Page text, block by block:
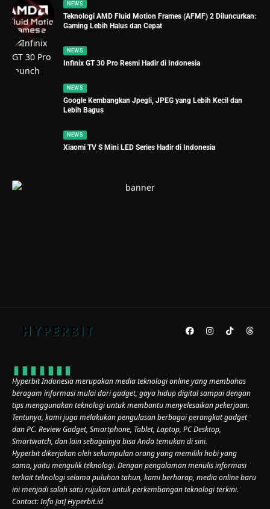
NEWS
Teknologi AMD Fluid Motion Frames (AFMF) 2 Diluncurkan:
Gaming Lebih Halus dan Cepat
NEWS
Infinix GT 30 Pro Resmi Hadir di Indonesia
NEWS
Google Kembangkan Jpegli, JPEG yang Lebih Kecil dan
Lebih Bagus
NEWS
Xiaomi TV S Mini LED Series Hadir di Indonesia
Hyperbit Indonesia merupakan media teknologi online yang membahas
beragam informasi mulai dari gadget, gaya hidup digital sampai dengan
tips menggunakan teknologi untuk membantu menyelesaikan pekerjaan.
Tentunya, kami juga melakukan pengulasan berbagai perangkat gadget
dan PC. Review Gadget, Smartphone, Tablet, Laptop, PC Desktop,
Smartwatch, dan lain sebagainya bisa Anda temukan di sini.
Hyperbit dikerjakan oleh sekumpulan orang yang memiliki hobi yang
sama, yaitu mengulik teknologi. Dengan pengalaman menulis informasi
terkait teknologi selama puluhan tahun, kami berharap, media online baru
ini menjadi salah satu rujukan untuk perkembangan teknologi terkini.
Contact: Info [at] Hyperbit.id